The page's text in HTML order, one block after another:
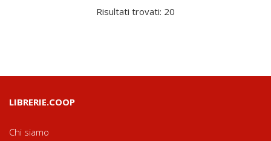
Risultati trovati: 20
LIBRERIE.COOP
Chi siamo